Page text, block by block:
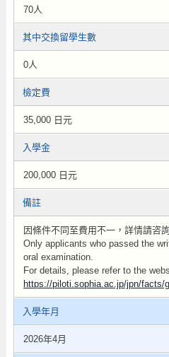
70人
其中交換留學生數
0人
檢定費
35,000 日元
入學金
200,000 日元
備註
因條件不同至費用不一，詳情請咨
Only applicants who passed the
oral examination.
For details, please refer to the
https://piloti.sophia.ac.jp/jpn/facts/
入學年月
2026年4月